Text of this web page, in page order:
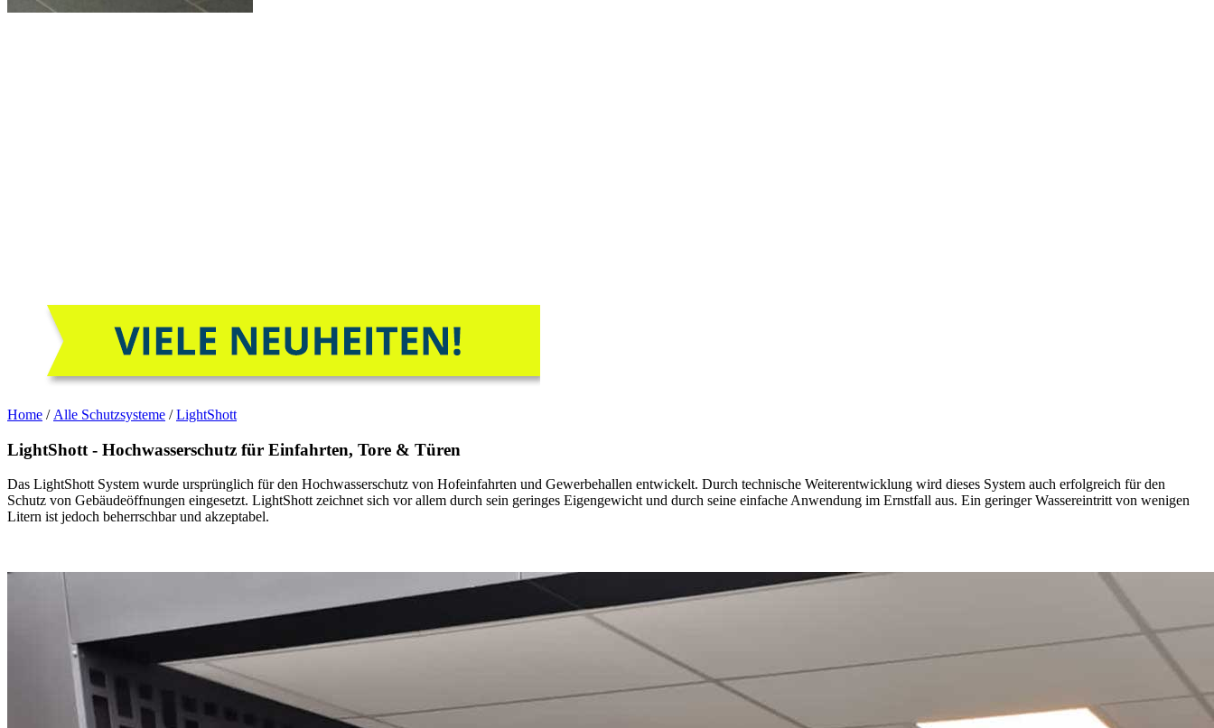
Home / Alle Schutzsysteme /LightShott
LightShott - Hochwasserschutz für Einfahrten, Tore & Türen
Das LightShott System wurde ursprünglich für den Hochwasserschutz von Hofeinfahrten und Gewerbehallen entwickelt. Durch technische Weiterentwicklung wird dieses System auch erfolgreich für den
Schutz von Gebäudeöffnungen eingesetzt. LightShott zeichnet sich vor allem durch sein geringes Eigengewicht und durch seine einfache Anwendung im Ernstfall aus. Ein geringer Wassereintritt von wenigen
Litern ist jedoch beherrschbar und akzeptabel.